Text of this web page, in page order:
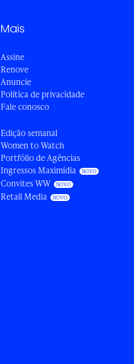
Mais
Assine
Renove
Anuncie
Política de privacidade
Fale conosco
Edição semanal
Women to Watch
Portfólio de Agências
Ingressos Maximídia
Convites WW
Retail Media